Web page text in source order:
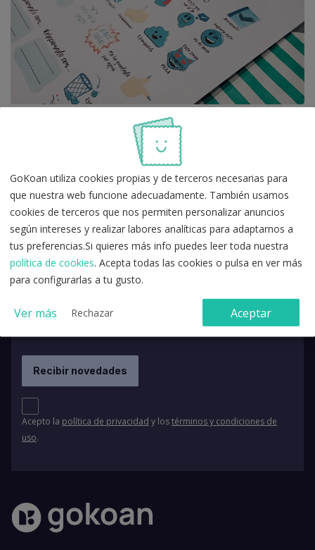
Entérate de las últimas
novedades en oposiciones
Acepto la política de privacidad y lostérminos y condiciones de
uso.
GoKoan utiliza cookies propias y de terceros necesarias para
que nuestra web funcione adecuadamente. También usamos
cookies de terceros que nos permiten personalizar anuncios
según intereses y realizar labores analíticas para adaptarnos a
tus preferencias.Si quieres más info puedes leer toda nuestra
política de cookies. Acepta todas las cookies o pulsa en ver más
para configurarlas a tu gusto.
Ver más Rechazar Aceptar